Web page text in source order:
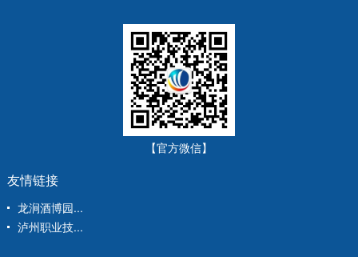
【官方微信】
友情链接
龙涧酒博园...
泸州职业技...